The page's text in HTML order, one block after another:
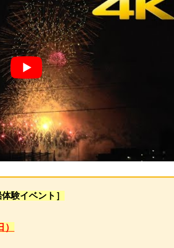
験イベント］